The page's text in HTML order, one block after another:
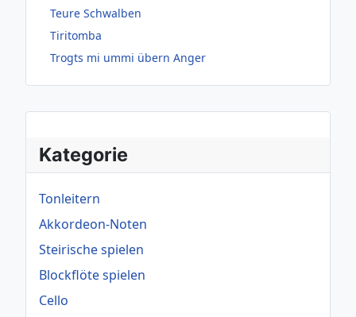
Kategorie
Tonleitern
Akkordeon-Noten
Steirische spielen
Blockflöte spielen
Cello
Teure Schwalben
Tiritomba
Trogts mi ummi übern Anger